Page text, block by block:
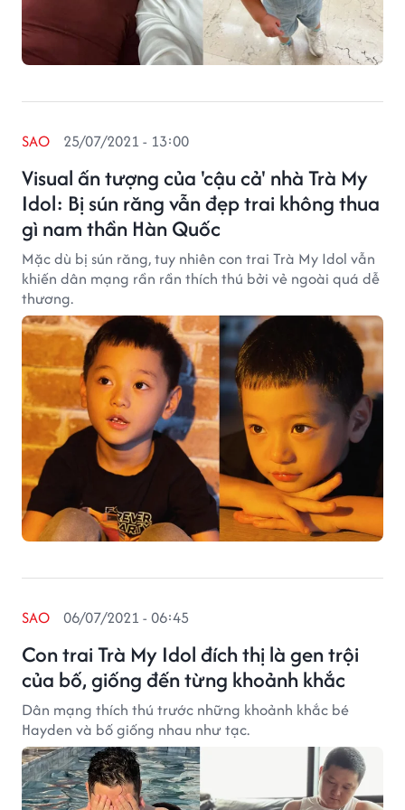
Visual ấn tượng của 'cậu cả' nhà Trà My
Idol: Bị sún răng vẫn đẹp trai không thua
gì nam thần Hàn Quốc
SAO 25/07/2021 - 13:00
Mặc dù bị sún răng, tuy nhiên con trai Trà My Idol vẫn
khiến dân mạng rần rần thích thú bởi vẻ ngoài quá dễ
thương.
Con trai Trà My Idol đích thị là gen trội
của bố, giống đến từng khoảnh khắc
SAO 06/07/2021 - 06:45
Dân mạng thích thú trước những khoảnh khắc bé
Hayden và bố giống nhau như tạc.